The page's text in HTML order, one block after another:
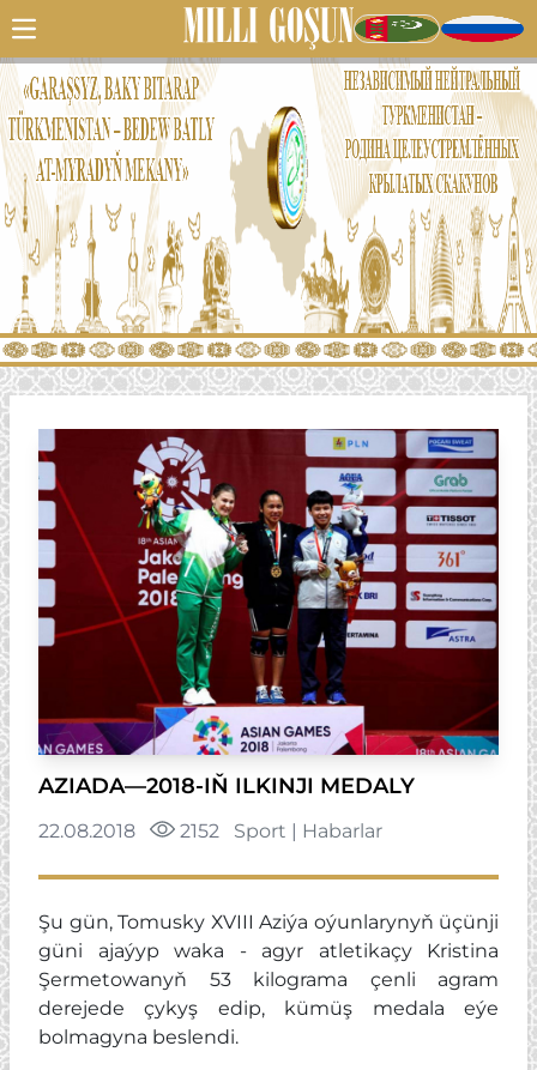
AZIADA—2018-IŇ ILKINJI MEDALY
22.08.2018 2152 Sport | Habarlar
Şu gün, Tomusky ХVIII Aziýa oýunlarynyň üçünji
güni ajaýyp waka - agyr atletikaçy Kristina
Şermetowanyň 53 kilograma çenli agram
derejede çykyş edip, kümüş medala eýe
bolmagyna beslendi.